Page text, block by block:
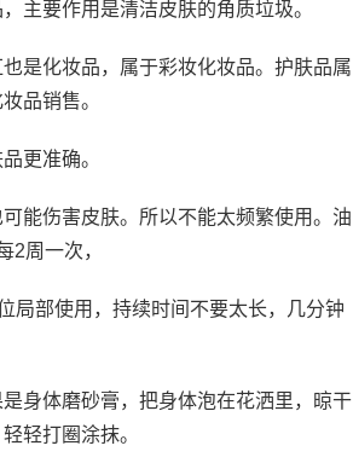
主要作用是清洁皮肤的角质垃圾。
是化妆品，属于彩妆化妆品。护肤品属
品销售。
更准确。
能伤害皮肤。所以不能太频繁使用。油
2周一次，
局部使用，持续时间不要太长，几分钟
身体磨砂膏，把身体泡在花洒里，晾干
轻打圈涂抹。